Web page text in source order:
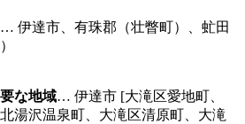
… 伊達市、有珠郡（壮瞥町）、虻田
な地域… 伊達市 [大滝区愛地町、
湯沢温泉町、大滝区清原町、大滝